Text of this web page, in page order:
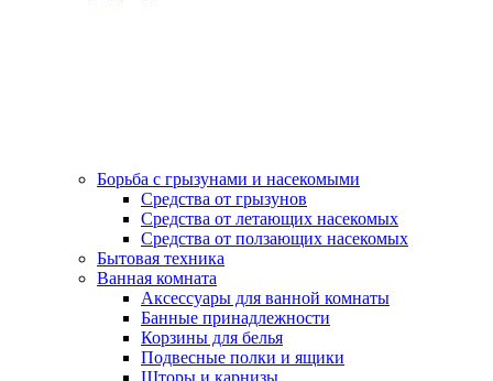
Борьба с грызунами и насекомыми
Средства от грызунов
Средства от летающих насекомых
Средства от ползающих насекомых
Бытовая техника
Ванная комната
Аксессуары для ванной комнаты
Банные принадлежности
Корзины для белья
Подвесные полки и ящики
Шторы и карнизы